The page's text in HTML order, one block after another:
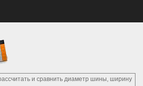
и сравнить диаметр шины, ширину